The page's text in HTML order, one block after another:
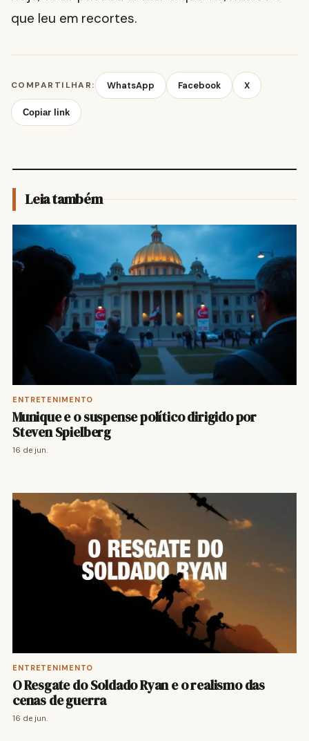
que leu em recortes.
COMPARTILHAR: WhatsApp Facebook X
Copiar link
Leia também
ENTRETENIMENTO
Munique e o suspense político dirigido por
Steven Spielberg
16 de jun.
ENTRETENIMENTO
O Resgate do Soldado Ryan e o realismo das
cenas de guerra
16 de jun.